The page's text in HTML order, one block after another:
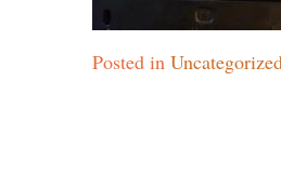
Posted in